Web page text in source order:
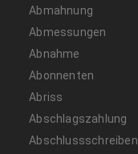
Abmahnung
Abmessungen
Abnahme
Abonnenten
Abriss
Abschlagszahlung
Abschlussschreiben